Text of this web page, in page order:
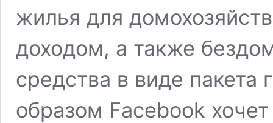
жилья для
доходом, а также
средства в виде пакета
образом Facebook